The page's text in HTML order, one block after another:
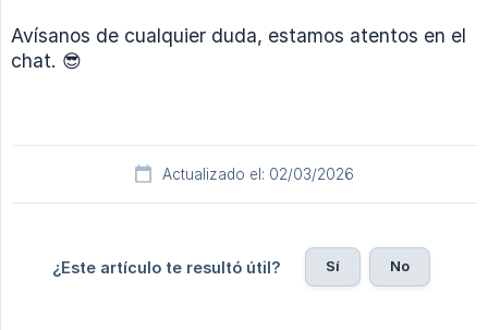
Avísanos de cualquier duda, estamos atentos en el
chat. 😎
Actualizado el: 02/03/2026
¿Este artículo te resultó útil? Sí No